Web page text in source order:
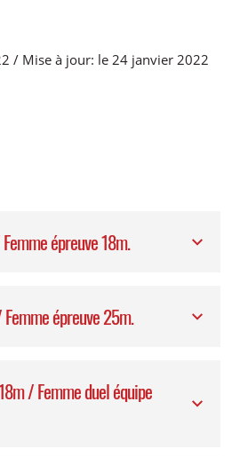
/ Mise à jour: le 24 janvier 2022
épreuve 18m.
épreuve 25m.
/ Femme duel équipe